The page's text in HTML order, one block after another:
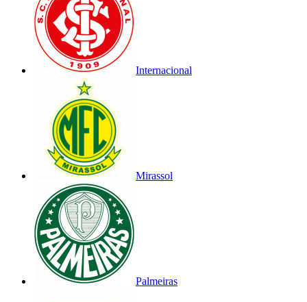
Internacional
Mirassol
Palmeiras